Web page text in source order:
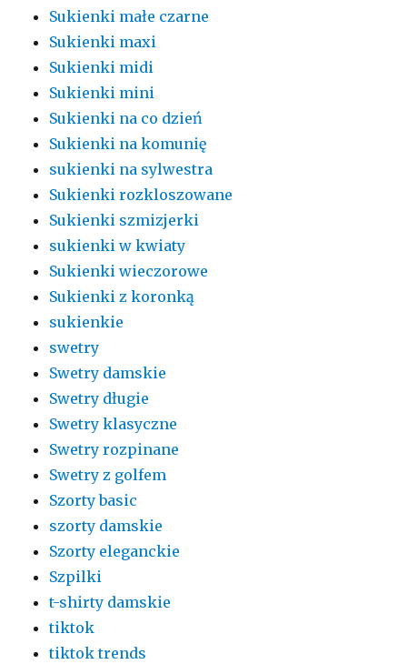
Sukienki małe czarne
Sukienki maxi
Sukienki midi
Sukienki mini
Sukienki na co dzień
Sukienki na komunię
sukienki na sylwestra
Sukienki rozkloszowane
Sukienki szmizjerki
sukienki w kwiaty
Sukienki wieczorowe
Sukienki z koronką
sukienkie
swetry
Swetry damskie
Swetry długie
Swetry klasyczne
Swetry rozpinane
Swetry z golfem
Szorty basic
szorty damskie
Szorty eleganckie
Szpilki
t-shirty damskie
tiktok
tiktok trends